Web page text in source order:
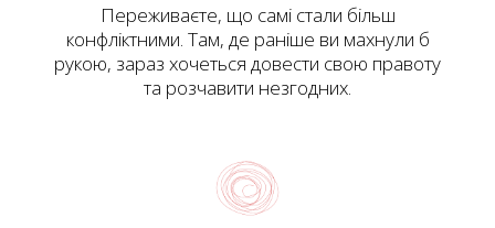
Переживаєте, що самі стали більш
конфліктними. Там, де раніше ви махнули б
рукою, зараз хочеться довести свою правоту
та розчавити незгодних.